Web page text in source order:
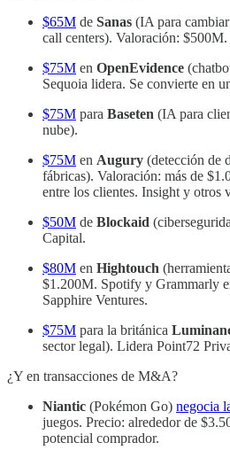
$65M de Sanas (IA para
call centers). Valoración: $500M.
$75M en OpenEvidence
Sequoia lidera. Se convierte en
$75M para Baseten (IA para
nube).
$75M en Augury (detección de
fábricas). Valoración: más de
entre los clientes. Insight y otros
$50M de Blockaid
Capital.
$80M en Hightouch
$1.200M. Spotify y Grammarly
Sapphire Ventures.
$75M para la británica
sector legal). Lidera Point72
¿Y en transacciones de M&A?
Niantic (Pokémon Go) negocia
juegos. Precio: alrededor de
potencial comprador.